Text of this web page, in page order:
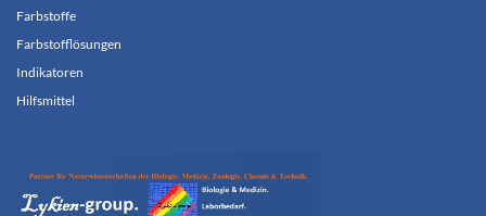
Farbstoffe
Farbstofflösungen
Indikatoren
Hilfsmittel